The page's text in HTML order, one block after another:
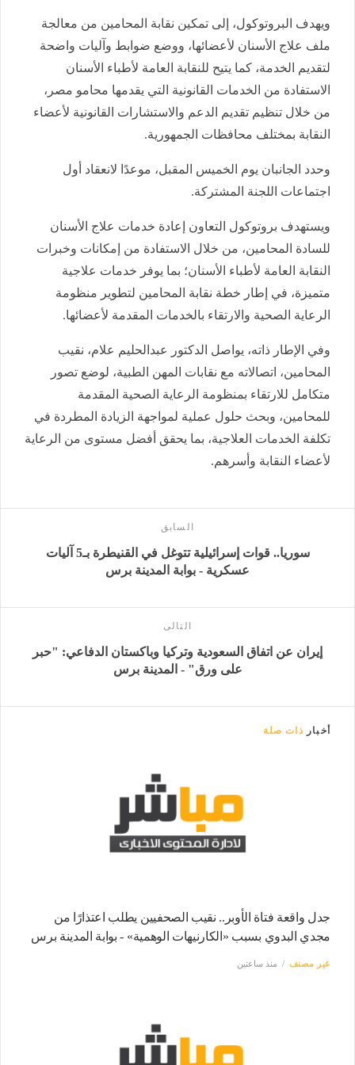
ويهدف البروتوكول، إلى تمكين نقابة المحامين من معالجة
ملف علاج الأسنان لأعضائها، ووضع ضوابط وآليات واضحة
لتقديم الخدمة، كما يتيح للنقابة العامة لأطباء الأسنان
الاستفادة من الخدمات القانونية التي يقدمها محامو مصر،
من خلال تنظيم تقديم الدعم والاستشارات القانونية لأعضاء
النقابة بمختلف محافظات الجمهورية.
وحدد الجانبان يوم الخميس المقبل، موعدًا لانعقاد أول
اجتماعات اللجنة المشتركة.
ويستهدف بروتوكول التعاون إعادة خدمات علاج الأسنان
للسادة المحامين، من خلال الاستفادة من إمكانات وخبرات
النقابة العامة لأطباء الأسنان؛ بما يوفر خدمات علاجية
متميزة، في إطار خطة نقابة المحامين لتطوير منظومة
الرعاية الصحية والارتقاء بالخدمات المقدمة لأعضائها.
وفي الإطار ذاته، يواصل الدكتور عبدالحليم علام، نقيب
المحامين، اتصالاته مع نقابات المهن الطبية، لوضع تصور
متكامل للارتقاء بمنظومة الرعاية الصحية المقدمة
للمحامين، وبحث حلول عملية لمواجهة الزيادة المطردة في
تكلفة الخدمات العلاجية، بما يحقق أفضل مستوى من الرعاية
لأعضاء النقابة وأسرهم.
السابق
سوريا.. قوات إسرائيلية تتوغل في القنيطرة بـ5 آليات
عسكرية - بوابة المدينة برس
التالى
إيران عن اتفاق السعودية وتركيا وباكستان الدفاعي: "حبر
على ورق" - المدينة برس
أخبار ذات صلة
جدل واقعة فتاة الأوبر.. نقيب الصحفيين يطلب اعتذارًا من
مجدي البدوي بسبب «الكارنيهات الوهمية» - بوابة المدينة برس
غير مصنف منذ ساعتين